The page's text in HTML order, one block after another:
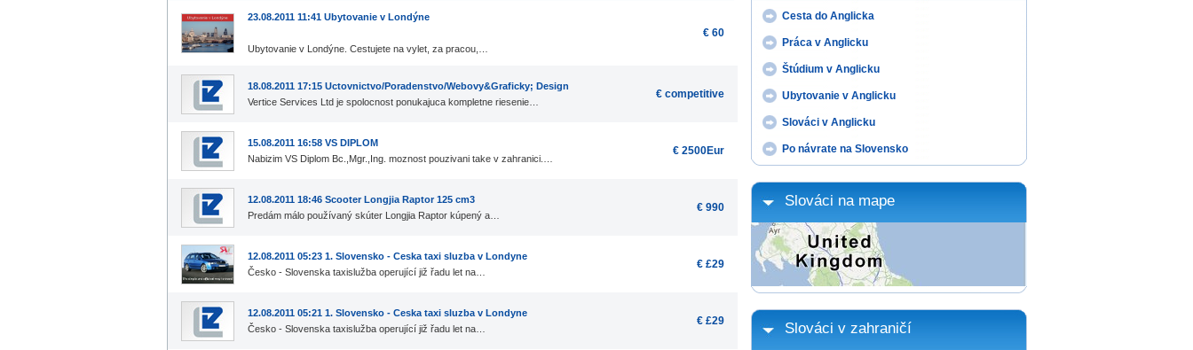
23.08.2011 11:41 Ubytovanie v Londýne
Ubytovanie v Londýne. Cestujete na vylet, za pracou,…
€ 60
18.08.2011 17:15 Uctovnictvo/Poradenstvo/Webovy&Graficky; Design
Vertice Services Ltd je spolocnost ponukajuca kompletne riesenie…
€ competitive
15.08.2011 16:58 VS DIPLOM
Nabizim VS Diplom Bc.,Mgr.,Ing. moznost pouzivani take v zahranici.…
€ 2500Eur
12.08.2011 18:46 Scooter Longjia Raptor 125 cm3
Predám málo používaný skúter Longjia Raptor kúpený a…
€ 990
12.08.2011 05:23 1. Slovensko - Ceska taxi sluzba v Londyne
Česko - Slovenska taxislužba operující již řadu let na…
€ £29
12.08.2011 05:21 1. Slovensko - Ceska taxi sluzba v Londyne
Česko - Slovenska taxislužba operující již řadu let na…
€ £29
Cesta do Anglicka
Práca v Anglicku
Štúdium v Anglicku
Ubytovanie v Anglicku
Slováci v Anglicku
Po návrate na Slovensko
Slováci na mape
Slováci v zahraničí